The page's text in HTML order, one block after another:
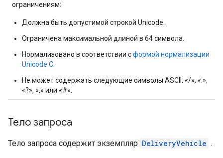
ограничениям:
Должна быть допустимой строкой Unicode.
Ограничена максимальной длиной в 64 символа.
Нормализовано в соответствии сформой нормализации
Unicode C.
Не может содержать следующие символы ASCII: «/», «:»,
«?», «,» или «#».
Тело запроса
Тело запроса содержит экземпляр DeliveryVehicle .